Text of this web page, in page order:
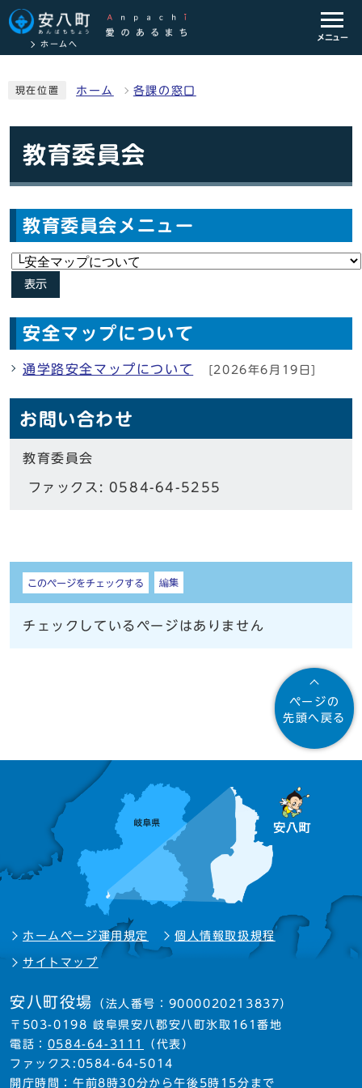
ホームへ
メニュー
現在位置 ホーム 各課の窓口
教育委員会
教育委員会メニュー
表示
安全マップについて
通学路安全マップについて [2026年6月19日]
お問い合わせ
教育委員会
ファックス: 0584-64-5255
しおり
このページをチェックする 編集
チェックしているページはありません
ページの
先頭へ戻る
ホームページ運用規定 個人情報取扱規程
サイトマップ
安八町役場 （法人番号：9000020213837）
〒503-0198 岐阜県安八郡安八町氷取161番地
電話： 0584-64-3111
（代表）
ファックス:0584-64-5014
開庁時間：午前8時30分から午後5時15分まで